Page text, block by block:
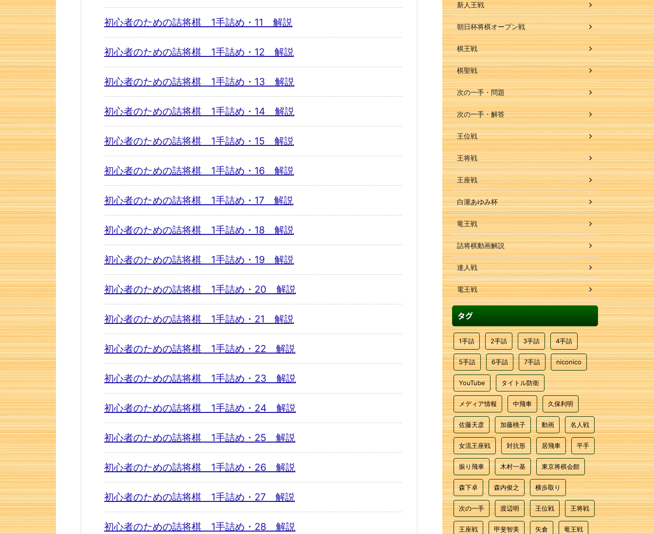
初心者のための詰将棋 1手詰め・11 解説
初心者のための詰将棋 1手詰め・12 解説
初心者のための詰将棋 1手詰め・13 解説
初心者のための詰将棋 1手詰め・14 解説
初心者のための詰将棋 1手詰め・15 解説
初心者のための詰将棋 1手詰め・16 解説
初心者のための詰将棋 1手詰め・17 解説
初心者のための詰将棋 1手詰め・18 解説
初心者のための詰将棋 1手詰め・19 解説
初心者のための詰将棋 1手詰め・20 解説
初心者のための詰将棋 1手詰め・21 解説
初心者のための詰将棋 1手詰め・22 解説
初心者のための詰将棋 1手詰め・23 解説
初心者のための詰将棋 1手詰め・24 解説
初心者のための詰将棋 1手詰め・25 解説
初心者のための詰将棋 1手詰め・26 解説
初心者のための詰将棋 1手詰め・27 解説
初心者のための詰将棋 1手詰め・28 解説
新人王戦
朝日杯将棋オープン戦
棋王戦
棋聖戦
次の一手・問題
次の一手・解答
王位戦
王将戦
王座戦
白瀧あゆみ杯
竜王戦
詰将棋動画解説
達人戦
電王戦
タグ
1手詰 2手詰 3手詰 4手詰
5手詰 6手詰 7手詰 niconico
YouTube タイトル防衛
メディア情報 中飛車 久保利明
佐藤天彦 加藤桃子 動画 名人戦
女流王座戦 対抗形 居飛車 平手
振り飛車 木村一基 東京将棋会館
森下卓 森内俊之 横歩取り
次の一手 渡辺明 王位戦 王将戦
王座戦 甲斐智美 矢倉 竜王戦